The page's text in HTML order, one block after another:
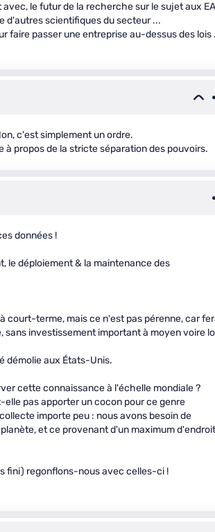
le futur de la recherche sur le sujet aux
d'autres scientifiques du secteur ...
faire passer une entreprise au-dessus des lois
c'est simplement un ordre.
propos de la stricte séparation des pouvoirs.
données !
le déploiement & la maintenance des
terme, mais ce n'est pas pérenne, car
sans investissement important à moyen voire
démolie aux États-Unis.
cette connaissance à l'échelle mondiale ?
pas apporter un cocon pour ce genre
importe peu : nous avons besoin de
et ce provenant d'un maximum
fini) regonflons-nous avec celles-ci !